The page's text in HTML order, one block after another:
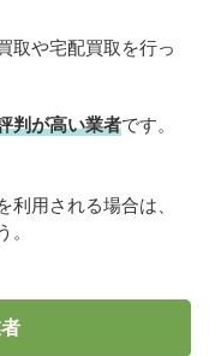
取や宅配買取を行っ
判が高い業者です。
用される場合は、